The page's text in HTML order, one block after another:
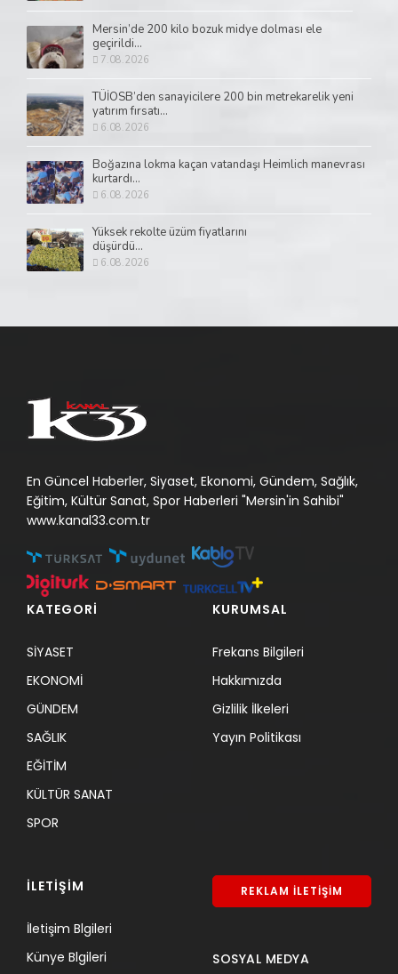
Mersin’de 200 kilo bozuk midye dolması ele
geçirildi...
7.08.2026
TÜİOSB’den sanayicilere 200 bin metrekarelik yeni
yatırım fırsatı...
6.08.2026
Boğazına lokma kaçan vatandaşı Heimlich manevrası
kurtardı...
6.08.2026
Yüksek rekolte üzüm fiyatlarını
düşürdü...
6.08.2026
En Güncel Haberler, Siyaset, Ekonomi, Gündem, Sağlık,
Eğitim, Kültür Sanat, Spor Haberleri "Mersin'in Sahibi"
www.kanal33.com.tr
KATEGORİ
SİYASET
EKONOMİ
GÜNDEM
SAĞLIK
EĞİTİM
KÜLTÜR SANAT
SPOR
KURUMSAL
Frekans Bilgileri
Hakkımızda
Gizlilik İlkeleri
Yayın Politikası
İLETİŞİM
İletişim Blgileri
Künye Blgileri
REKLAM İLETİŞİM
SOSYAL MEDYA